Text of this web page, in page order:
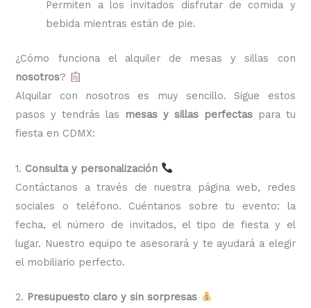
Permiten a los invitados disfrutar de comida y
bebida mientras están de pie.
¿Cómo funciona el alquiler de mesas y sillas con
nosotros?
Alquilar con nosotros es muy sencillo. Sigue estos
pasos y tendrás las
mesas y sillas perfectaspara tu
fiesta en CDMX:
1. Consulta y personalización
Contáctanos a través de nuestra página web, redes
sociales o teléfono. Cuéntanos sobre tu evento: la
fecha, el número de invitados, el tipo de fiesta y el
lugar. Nuestro equipo te asesorará y te ayudará a elegir
el mobiliario perfecto.
2. Presupuesto claro y sin sorpresas